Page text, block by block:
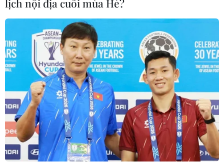
lịch nội địa cuối mùa Hè?